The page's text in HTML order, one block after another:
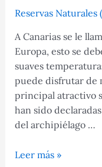
Reservas Naturales
A Canarias se le
Europa, esto se
suaves
puede disfrutar de
principal atractivo
han sido
del archipiélago …
Islas
Leer más »